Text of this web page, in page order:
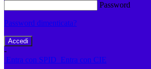
Password
Password dimenticata?
-
Entra con SPID Entra con CIE